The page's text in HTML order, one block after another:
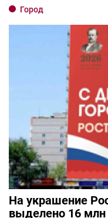
Город
На украшение
выделено 16 млн